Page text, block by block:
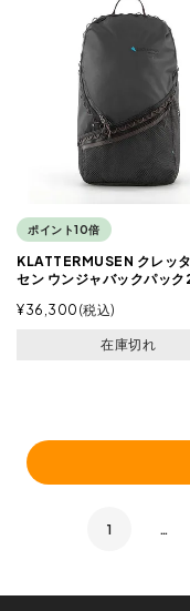
ポイント10倍
KLATTERMUSEN クレッ
セン ウンジャバックパック
¥36,300 税込
在庫切れ
1 …